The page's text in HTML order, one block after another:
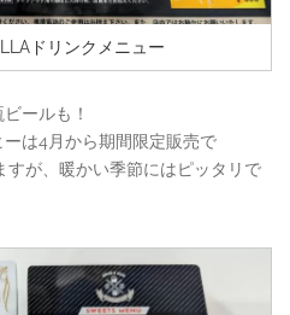
ドリンクメニュー
ールも！
は4月から期間限定販売で
が、暖かい季節にはピッタリで